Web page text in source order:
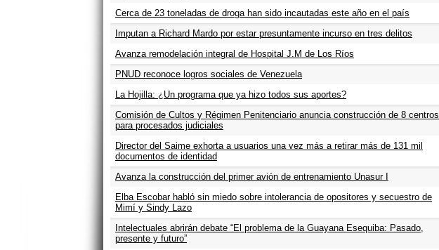
Cerca de 23 toneladas de droga han sido incautadas este año en el país
Imputan a Richard Mardo por estar presuntamente incurso en tres delitos
Avanza remodelación integral de Hospital J.M de Los Ríos
PNUD reconoce logros sociales de Venezuela
La Hojilla: ¿Un programa que ya hizo todos sus aportes?
Comisión de Cultos y Régimen Penitenciario anuncia construcción de 8 centros
para procesados judiciales
Director del Saime exhorta a usuarios una vez más a retirar más de 131 mil
documentos de identidad
Avanza la construcción del primer avión de entrenamiento Unasur I
Elba Escobar habló sin miedo sobre intolerancia de opositores y secuestro de
Mimí y Sindy Lazo
Intelectuales abrirán debate “El problema de la Guayana Esequiba: Pasado,
presente y futuro”